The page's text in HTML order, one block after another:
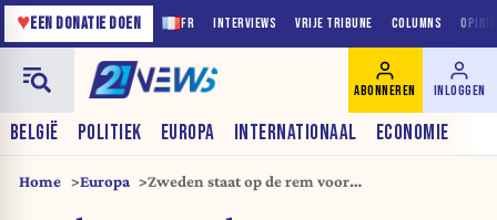
FR INTERVIEWS VRIJE TRIBUNE COLUMNS
♥EEN DONATIE DOEN
BELGIË POLITIEK EUROPA INTERNATIONAAL ECONOMIE
ABONNEREN INLOGGEN
Home Europa
Zweden staat op de rem voor